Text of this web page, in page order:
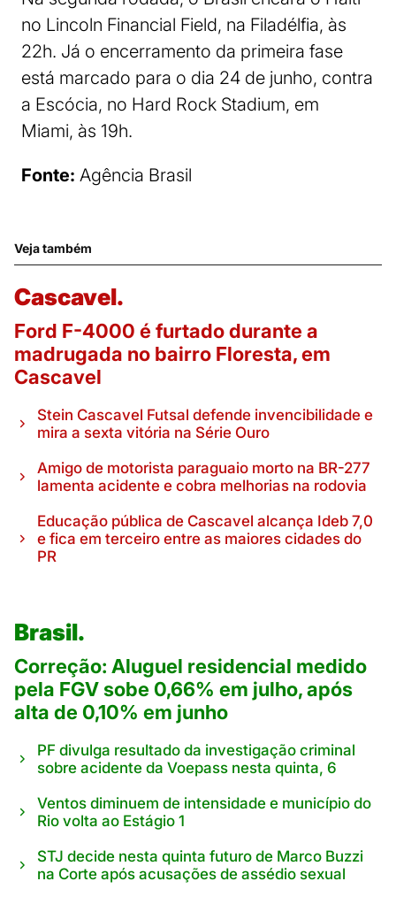
no Lincoln Financial Field, na Filadélfia, às
22h. Já o encerramento da primeira fase
está marcado para o dia 24 de junho, contra
a Escócia, no Hard Rock Stadium, em
Miami, às 19h.
Fonte: Agência Brasil
Veja também
Cascavel.
Ford F-4000 é furtado durante a
madrugada no bairro Floresta, em
Cascavel
Stein Cascavel Futsal defende invencibilidade e
mira a sexta vitória na Série Ouro
Amigo de motorista paraguaio morto na BR-277
lamenta acidente e cobra melhorias na rodovia
Educação pública de Cascavel alcança Ideb 7,0
e fica em terceiro entre as maiores cidades do
PR
Brasil.
Correção: Aluguel residencial medido
pela FGV sobe 0,66% em julho, após
alta de 0,10% em junho
PF divulga resultado da investigação criminal
sobre acidente da Voepass nesta quinta, 6
Ventos diminuem de intensidade e município do
Rio volta ao Estágio 1
STJ decide nesta quinta futuro de Marco Buzzi
na Corte após acusações de assédio sexual